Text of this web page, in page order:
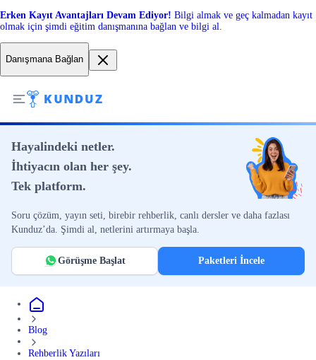
Erken Kayıt Avantajları Devam Ediyor! Bilgi almak ve geç kalmadan kayıt
olmak için şimdi eğitim danışmanına bağlan ve bilgi al.
Danışmana Bağlan
Hayalindeki netler.
İhtiyacın olan her şey.
Tek platform.
Soru çözüm, yayın seti, birebir rehberlik, canlı dersler ve daha fazlası
Kunduz’da. Şimdi al, netlerini artırmaya başla.
Görüşme Başlat Paketleri İncele
Blog
Rehberlik Yazıları